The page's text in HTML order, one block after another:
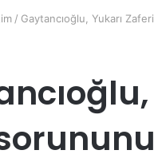
/ Gaytancıoğlu, Yukarı